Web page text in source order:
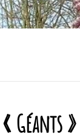
Géants »